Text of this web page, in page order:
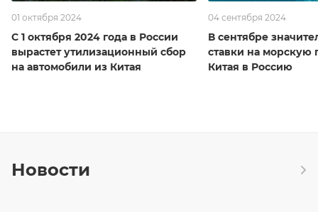
01 октября 2024
С 1 октября 2024 года в России
вырастет утилизационный сбор
на автомобили из Китая
04 сентября 2024
В сентябре
ставки на морскую
Китая в Россию
Новости